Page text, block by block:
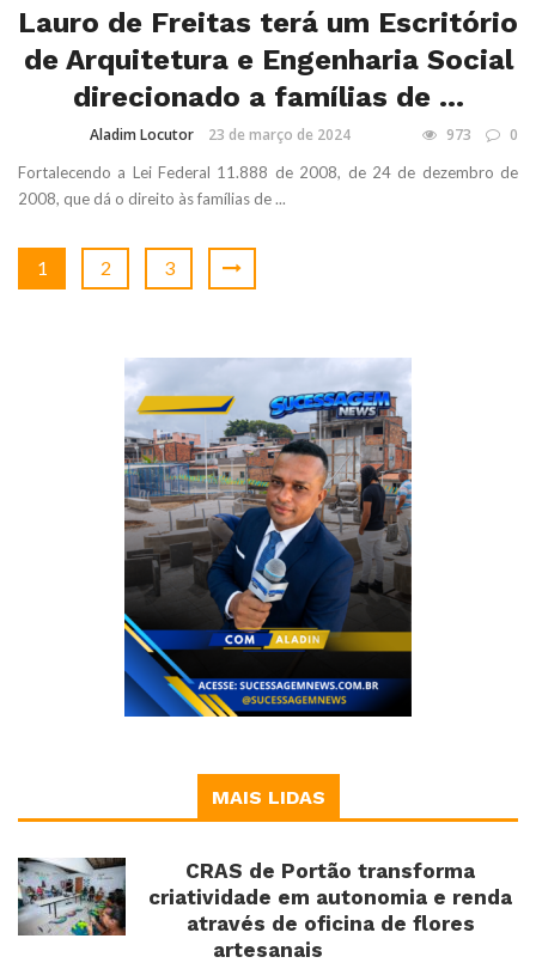
Lauro de Freitas terá um Escritório
de Arquitetura e Engenharia Social
direcionado a famílias de ...
Aladim Locutor 23 de março de 2024 973 0
Fortalecendo a Lei Federal 11.888 de 2008, de 24 de dezembro de
2008, que dá o direito às famílias de ...
1 2 3
MAIS LIDAS
CRAS de Portão transforma
criatividade em autonomia e renda
através de oficina de flores
artesanais